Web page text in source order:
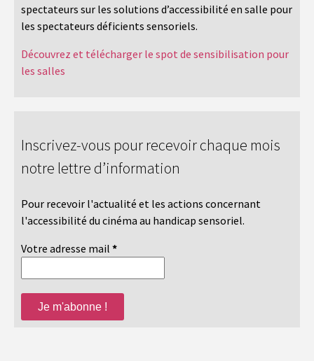
spectateurs sur les solutions d’accessibilité en salle pour
les spectateurs déficients sensoriels.
Découvrez et télécharger le spot de sensibilisation pour
les salles
Inscrivez-vous pour recevoir chaque mois
notre lettre d’information
Pour recevoir l'actualité et les actions concernant
l'accessibilité du cinéma au handicap sensoriel.
Votre adresse mail *